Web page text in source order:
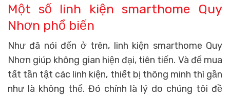
Một số linh kiện smarthome Quy
Nhơn phổ biến
Như đã nói đến ở trên, linh kiện smarthome Quy
Nhơn giúp không gian hiện đại, tiên tiến. Và để mua
tất tần tật các linh kiện, thiết bị thông minh thì gần
như là không thể. Đó chính là lý do chúng tôi đề